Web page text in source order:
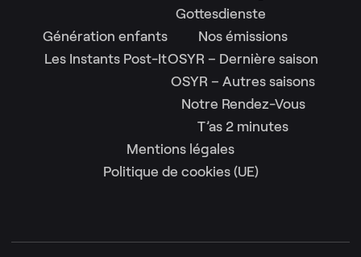
Gottesdienste
Génération enfants
Les Instants Post-It
Nos émissions
OSYR – Dernière saison
OSYR – Autres saisons
Notre Rendez-Vous
T’as 2 minutes
Mentions légales
Politique de cookies (UE)